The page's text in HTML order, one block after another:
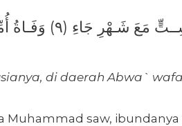
جَاءِ (٩) وَفَـاةُ أُمِّـــــــهِ عَلَى الْأَبْــــوَاءِ
di daerah Abwa`
saw, ibundanya